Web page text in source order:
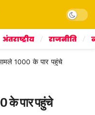
Dark
अंतराष्ट्रीय राजनीति
1000 के पार पहुंचे
के पार पहुंचे